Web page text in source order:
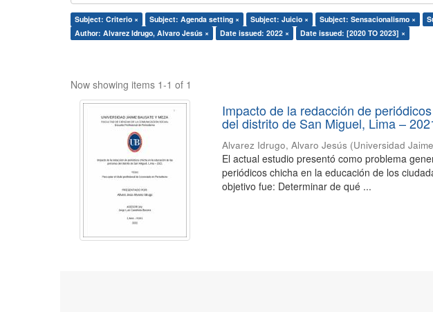
Subject: Criterio × Subject: Agenda setting × Subject: Juicio × Subject: Sensacionalismo ×
Author: Alvarez Idrugo, Alvaro Jesús ×
Date issued: 2022 × Date issued: [2020 TO 2023] ×
Now showing items 1-1 of 1
Impacto de la redacción de
del distrito de San Miguel, Lima –
Alvarez Idrugo, Alvaro Jesús (Universidad
El actual estudio presentó como problema
periódicos chicha en la educación de los
objetivo fue: Determinar de qué ...